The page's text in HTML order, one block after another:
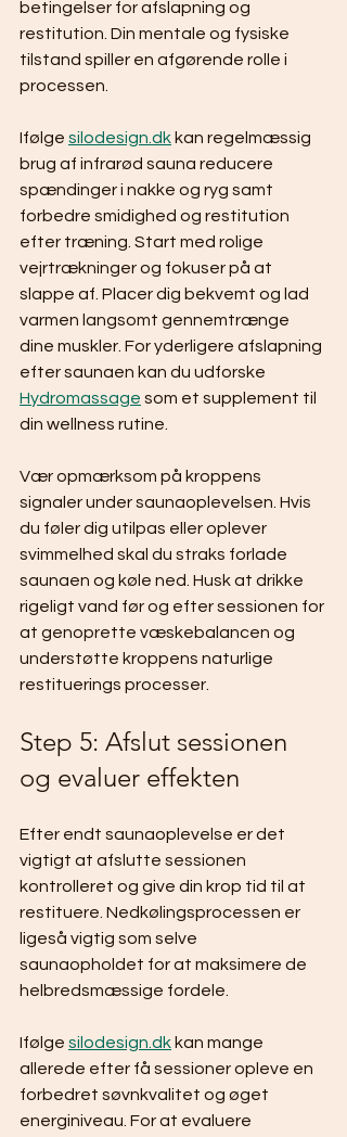
betingelser for afslapning og
restitution. Din mentale og fysiske
tilstand spiller en afgørende rolle i
processen.
Ifølge silodesign.dk kan regelmæssig
brug af infrarød sauna reducere
spændinger i nakke og ryg samt
forbedre smidighed og restitution
efter træning. Start med rolige
vejrtrækninger og fokuser på at
slappe af. Placer dig bekvemt og lad
varmen langsomt gennemtrænge
dine muskler. For yderligere afslapning
efter saunaen kan du udforske
Hydromassage som et supplement til
din wellness rutine.
Vær opmærksom på kroppens
signaler under saunaoplevelsen. Hvis
du føler dig utilpas eller oplever
svimmelhed skal du straks forlade
saunaen og køle ned. Husk at drikke
rigeligt vand før og efter sessionen for
at genoprette væskebalancen og
understøtte kroppens naturlige
restituerings processer.
Step 5: Afslut sessionen
og evaluer effekten
Efter endt saunaoplevelse er det
vigtigt at afslutte sessionen
kontrolleret og give din krop tid til at
restituere. Nedkølingsprocessen er
ligeså vigtig som selve
saunaopholdet for at maksimere de
helbredsmæssige fordele.
Ifølge silodesign.dk kan mange
allerede efter få sessioner opleve en
forbedret søvnkvalitet og øget
energiniveau. For at evaluere